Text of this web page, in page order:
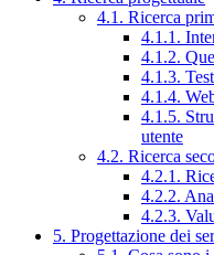
4.1. Ricerca
4.1.1.
4.1.2.
4.1.3.
4.1.4.
4.1.5.
utente
4.2. Ricerca
4.2.1.
4.2.2.
4.2.3.
5. Progettazione dei